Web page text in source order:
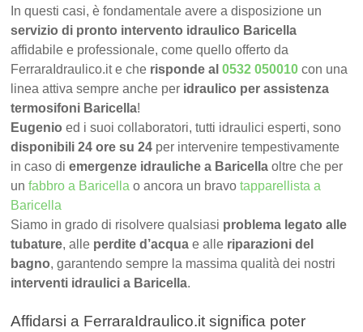
In questi casi, è fondamentale avere a disposizione un
servizio di pronto intervento idraulico Baricella
affidabile e professionale, come quello offerto da
FerraraIdraulico.it e che risponde al0532 050010 con una
linea attiva sempre anche per idraulico per assistenza
termosifoni Baricella!
Eugenio ed i suoi collaboratori, tutti idraulici esperti, sono
disponibili 24 ore su 24 per intervenire tempestivamente
in caso diemergenze idrauliche a Baricellaoltre che per
unfabbro a Baricella o ancora un bravotapparellista a
Baricella
Siamo in grado di risolvere qualsiasi problema legato alle
tubature, alle perdite d’acqua e alle riparazioni del
bagno, garantendo sempre la massima qualità dei nostri
interventi idraulici a Baricella.
Affidarsi a FerraraIdraulico.it significa poter